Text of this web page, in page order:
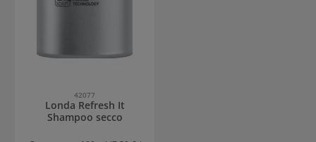
42077
Londa Refresh It
Shampoo secco